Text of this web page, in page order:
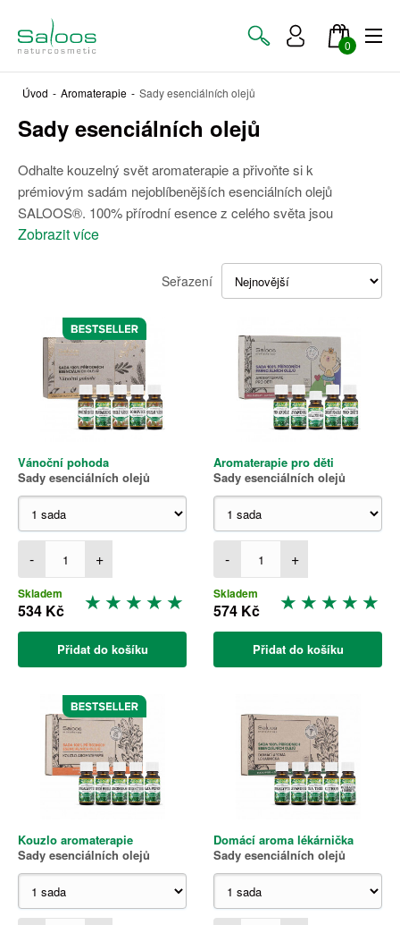
0
Úvod - Aromaterapie - Sady esenciálních olejů
Sady esenciálních olejů
Odhalte kouzelný svět aromaterapie a přivoňte si k
prémiovým sadám nejoblíbenějších esenciálních olejů
SALOOS®. 100% přírodní esence z celého světa jsou
Zobrazit více
Seřazení
Vánoční pohoda
Sady esenciálních olejů
- +
Skladem
534 Kč
Přidat do košíku
Aromaterapie pro děti
Sady esenciálních olejů
- +
Skladem
574 Kč
Přidat do košíku
Kouzlo aromaterapie
Sady esenciálních olejů
Domácí aroma lékárnička
Sady esenciálních olejů